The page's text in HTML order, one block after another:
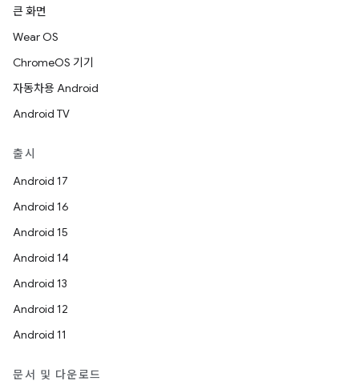
큰 화면
Wear OS
ChromeOS 기기
자동차용 Android
Android TV
출시
Android 17
Android 16
Android 15
Android 14
Android 13
Android 12
Android 11
문서 및 다운로드